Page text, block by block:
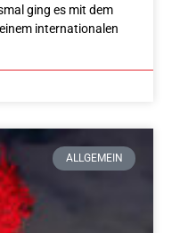
ging es mit dem
internationalen
ALLGEMEIN